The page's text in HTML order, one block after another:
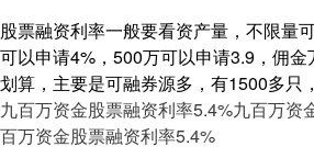
股票融资利率一般要看资产量，不限量
可以申请4%，500万可以申请3.9，佣
划算，主要是可融券源多，有1500多只
九百万资金股票融资利率5.4%九百万资
百万资金股票融资利率5.4%